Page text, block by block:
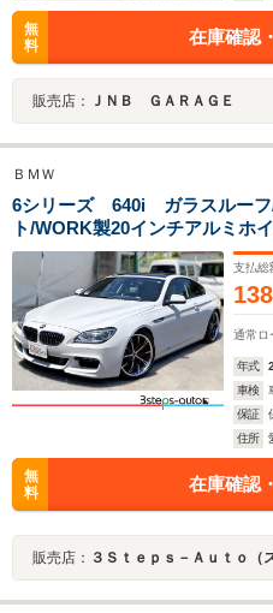
無
料
在庫確認
販売店： ＪＮＢ ＧＡＲＡＧＥ
ＢＭＷ
6シリーズ 640i ガラスルーフ
ト/WORK製20インチアルミホ
ト/ドラレコ/地デジ/Bluetooth/
トキー/クルコン/シートヒータ
イト
支払総
138
通常ロ
年式
車検
保証
住所
無
料
在庫確認
販売店： ３Ｓｔｅｐｓ－Ａｕｔｏ（